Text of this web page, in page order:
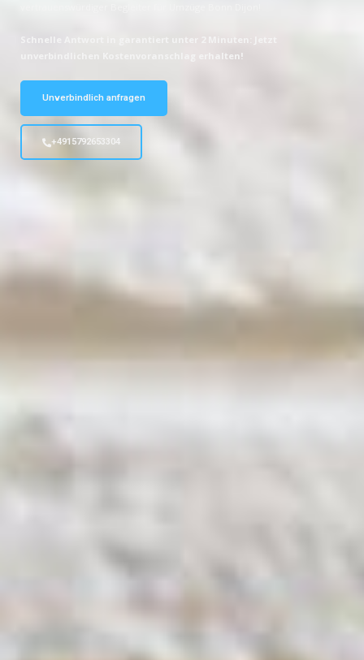
Schnelle Antwort in garantiert unter 2 Minuten: Jetzt
unverbindlichen Kostenvoranschlag erhalten!
Unverbindlich anfragen
+4915792653304